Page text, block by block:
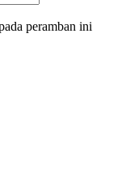
peramban ini